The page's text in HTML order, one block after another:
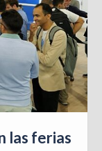
las ferias